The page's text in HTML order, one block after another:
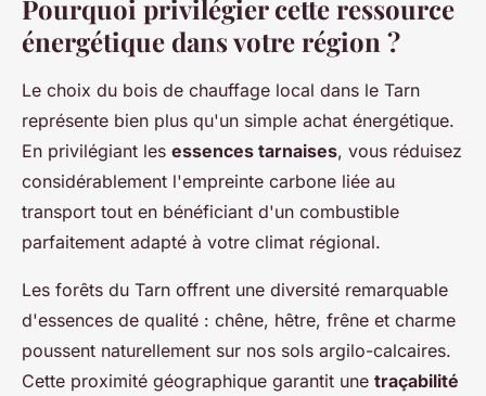
Pourquoi privilégier cette ressource
énergétique dans votre région ?
Le choix du bois de chauffage local dans le Tarn
représente bien plus qu'un simple achat énergétique.
En privilégiant les essences tarnaises, vous réduisez
considérablement l'empreinte carbone liée au
transport tout en bénéficiant d'un combustible
parfaitement adapté à votre climat régional.
Les forêts du Tarn offrent une diversité remarquable
d'essences de qualité : chêne, hêtre, frêne et charme
poussent naturellement sur nos sols argilo-calcaires.
Cette proximité géographique garantit une traçabilité